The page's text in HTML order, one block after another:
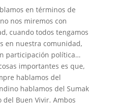
en términos de
nos miremos con
cuando todos tengamos
en nuestra comunidad,
participación política…
importantes es que,
hablamos del
hablamos del Sumak
del Buen Vivir. Ambos